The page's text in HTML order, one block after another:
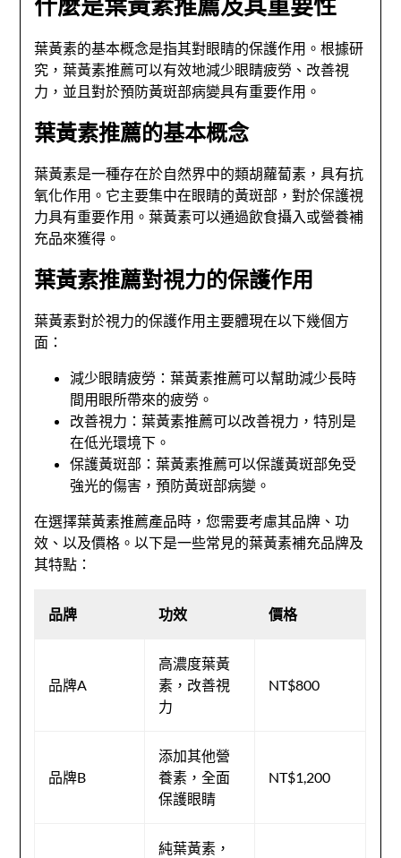
什麼是葉黃素推薦及其重要性
葉黃素的基本概念是指其對眼睛的保護作用。根據研
究，葉黃素推薦可以有效地減少眼睛疲勞、改善視
力，並且對於預防黃斑部病變具有重要作用。
葉黃素推薦的基本概念
葉黃素是一種存在於自然界中的類胡蘿蔔素，具有抗
氧化作用。它主要集中在眼睛的黃斑部，對於保護視
力具有重要作用。葉黃素可以通過飲食攝入或營養補
充品來獲得。
葉黃素推薦對視力的保護作用
葉黃素對於視力的保護作用主要體現在以下幾個方
面：
減少眼睛疲勞：葉黃素推薦可以幫助減少長時
間用眼所帶來的疲勞。
改善視力：葉黃素推薦可以改善視力，特別是
在低光環境下。
保護黃斑部：葉黃素推薦可以保護黃斑部免受
強光的傷害，預防黃斑部病變。
在選擇葉黃素推薦產品時，您需要考慮其品牌、功
效、以及價格。以下是一些常見的葉黃素補充品牌及
其特點：
品牌 功效 價格
品牌A
高濃度葉黃
素，改善視
力
NT$800
品牌B
添加其他營
養素，全面
保護眼睛
NT$1,200
純葉黃素，